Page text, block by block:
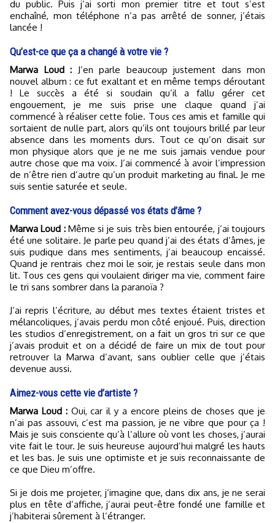
du public. Puis j’ai sorti mon premier titre et tout s’est
enchaîné, mon téléphone n’a pas arrêté de sonner, j’étais
lancée !
Qu’est-ce que ça a changé à votre vie ?
Marwa Loud : J’en parle beaucoup justement dans mon
nouvel album : ce fut exaltant et en même temps déroutant
! Le succès a été si soudain qu’il a fallu gérer cet
engouement, je me suis prise une claque quand j’ai
commencé à réaliser cette folie. Tous ces amis et famille qui
sortaient de nulle part, alors qu’ils ont toujours brillé par leur
absence dans les moments durs. Tout ce qu’on disait sur
mon physique alors que je ne me suis jamais vendue pour
autre chose que ma voix. J’ai commencé à avoir l’impression
de n’être rien d’autre qu’un produit marketing au final. Je me
suis sentie saturée et seule.
Comment avez-vous dépassé vos états d’âme ?
Marwa Loud :Même si je suis très bien entourée, j’ai toujours
été une solitaire. Je parle peu quand j’ai des états d’âmes, je
suis pudique dans mes sentiments, j’ai beaucoup encaissé.
Quand je rentrais chez moi le soir, je restais seule dans mon
lit. Tous ces gens qui voulaient diriger ma vie, comment faire
le tri sans sombrer dans la paranoïa ?
J’ai repris l’écriture, au début mes textes étaient tristes et
mélancoliques, j’avais perdu mon côté enjoué. Puis, direction
les studios d’enregistrement, on a fait un gros tri sur ce que
j’avais produit et on a décidé de faire un mix de tout pour
retrouver la Marwa d’avant, sans oublier celle que j’étais
devenue aussi.
Aimez-vous cette vie d’artiste ?
Marwa Loud :Oui, car il y a encore pleins de choses que je
n’ai pas assouvi, c’est ma passion, je ne vibre que pour ça !
Mais je suis consciente qu’à l’allure où vont les choses, j’aurai
vite fait le tour. Je suis heureuse aujourd’hui malgré les hauts
et les bas. Je suis une optimiste et je suis reconnaissante de
ce que Dieu m’offre.
Si je dois me projeter, j’imagine que, dans dix ans, je ne serai
plus en tête d’affiche, j’aurai peut-être fondé une famille et
j’habiterai sûrement à l’étranger.